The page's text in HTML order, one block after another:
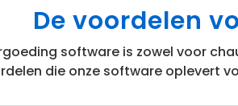
De voordelen
software is zowel voor
die onze software oplevert